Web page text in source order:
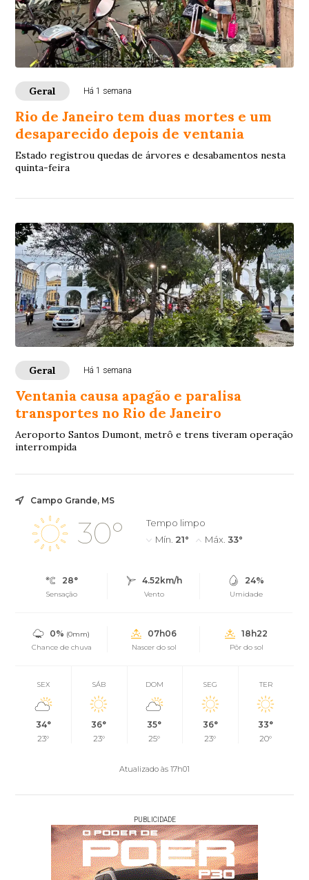
Geral Há 1 semana
Rio de Janeiro tem duas mortes e um
desaparecido depois de ventania
Estado registrou quedas de árvores e desabamentos nesta
quinta-feira
Geral Há 1 semana
Ventania causa apagão e paralisa
transportes no Rio de Janeiro
Aeroporto Santos Dumont, metrô e trens tiveram operação
interrompida
Campo Grande, MS
30°
Tempo limpo
Mín. 21° Máx. 33°
28°
Sensação
4.52km/h
Vento
24%
Umidade
0% (0mm)
Chance de chuva
07h06
Nascer do sol
18h22
Pôr do sol
SEX
34°
23°
SÁB
36°
23°
DOM
35°
25°
SEG
36°
23°
TER
33°
20°
Atualizado às 17h01
PUBLICIDADE